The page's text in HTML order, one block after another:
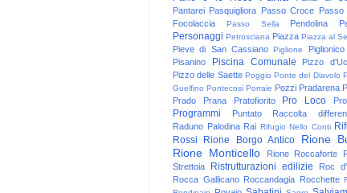
Pantarei Pasquigliora Passo Croce Passo
Focolaccia
Passo Sella Pendolina
Personaggi Petrosciana Piazza Piazza al
Pieve di San Cassiano Piglione Piglionico
Pisanino Piscina Comunale
Pizzo
Pizzo delle Saette Poggio Ponte del Diavolo
Guelfino Pontecosi Porraie Pozzi Pradarena
Prado
Prana Pratofiorito Pro Loco
Programmi Puntato
Raccolta
Raduno Palodina Rai Rifugio Nello Conti
Rossi
Rione Borgo Antico
Rione
Rione Monticello
Rione Roccaforte
Strettoia
Ristrutturazioni edilizie
Roc
Rocca Gallicano Roccandagia Rocchette